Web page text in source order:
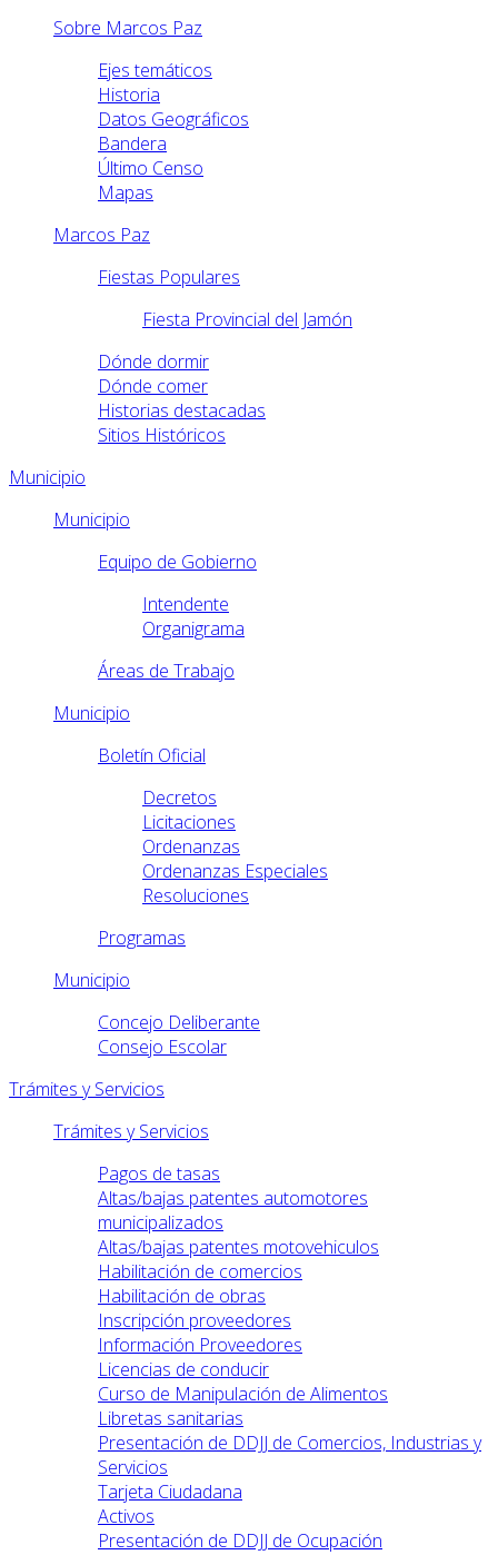
Sobre Marcos Paz
Ejes temáticos
Historia
Datos Geográficos
Bandera
Último Censo
Mapas
Marcos Paz
Fiestas Populares
Fiesta Provincial del Jamón
Dónde dormir
Dónde comer
Historias destacadas
Sitios Históricos
Municipio
Municipio
Equipo de Gobierno
Intendente
Organigrama
Áreas de Trabajo
Municipio
Boletín Oficial
Decretos
Licitaciones
Ordenanzas
Ordenanzas Especiales
Resoluciones
Programas
Municipio
Concejo Deliberante
Consejo Escolar
Trámites y Servicios
Trámites y Servicios
Pagos de tasas
Altas/bajas patentes automotores
municipalizados
Altas/bajas patentes motovehiculos
Habilitación de comercios
Habilitación de obras
Inscripción proveedores
Información Proveedores
Licencias de conducir
Curso de Manipulación de Alimentos
Libretas sanitarias
Presentación de DDJJ de Comercios, Industrias y
Servicios
Tarjeta Ciudadana
Activos
Presentación de DDJJ de Ocupación